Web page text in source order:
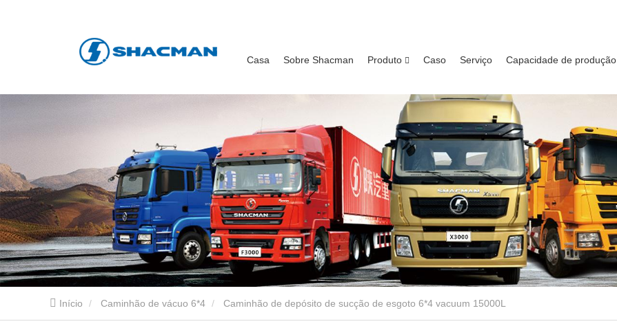
Casa Sobre Shacman Produto Caso Serviço Capacidade de produção
Início Caminhão de vácuo 6*4 Caminhão de depósito de sucção de esgoto 6*4 vacuum 15000L